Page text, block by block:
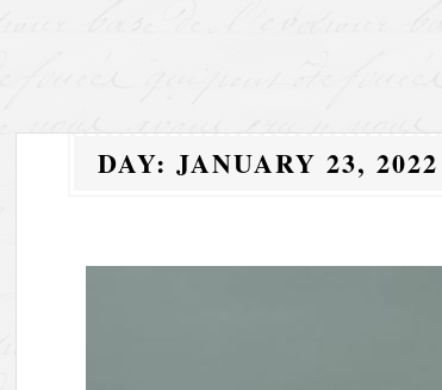
DAY:JANUARY 23, 2022